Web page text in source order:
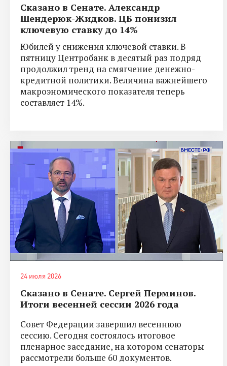
Сказано в Сенате. Александр
Шендерюк-Жидков. ЦБ понизил
ключевую ставку до 14%
Юбилей у снижения ключевой ставки. В
пятницу Центробанк в десятый раз подряд
продолжил тренд на смягчение денежно-
кредитной политики. Величина важнейшего
макроэномического показателя теперь
составляет 14%.
24 июля 2026
Сказано в Сенате. Сергей Перминов.
Итоги весенней сессии 2026 года
Совет Федерации завершил весеннюю
сессию. Сегодня состоялось итоговое
пленарное заседание, на котором сенаторы
рассмотрели больше 60 документов.